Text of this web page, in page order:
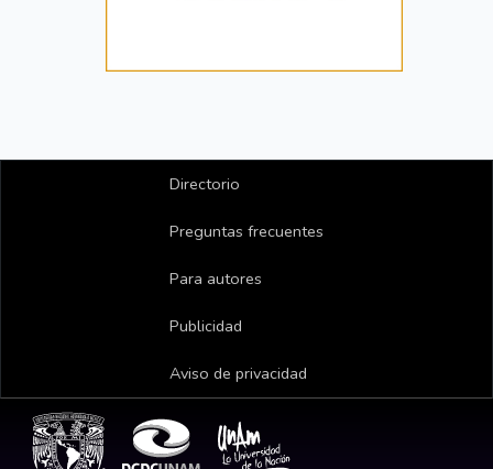
Directorio
Preguntas frecuentes
Para autores
Publicidad
Aviso de privacidad